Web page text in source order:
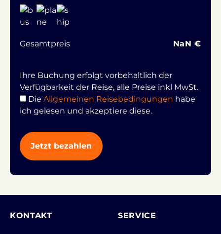
Gesamtpreis NaN €
Ihre Buchung erfolgt vorbehaltlich der
Verfügbarkeit der Reise, alle Preise inkl MwSt.
Die Allgemeinen Reisebedingungen habe
ich gelesen und akzeptiere diese.
KONTAKT SERVICE